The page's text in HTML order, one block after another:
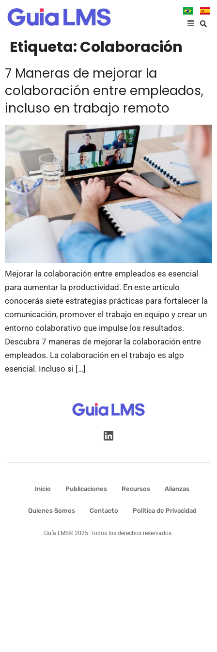
Etiqueta:Colaboración
7 Maneras de mejorar la
colaboración entre empleados,
incluso en trabajo remoto
Mejorar la colaboración entre empleados es esencial
para aumentar la productividad. En este artículo
conocerás siete estrategias prácticas para fortalecer la
comunicación, promover el trabajo en equipo y crear un
entorno colaborativo que impulse los resultados.
Descubra 7 maneras de mejorar la colaboración entre
empleados. La colaboración en el trabajo es algo
esencial. Incluso si […]
Inicio Publicaciones Recursos Alianzas
Quienes Somos Contacto Política de Privacidad
Guía LMS© 2025. Todos los derechos reservados.